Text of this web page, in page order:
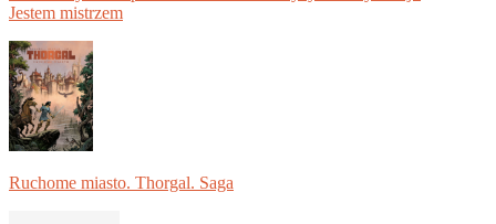
Jestem mistrzem
Ruchome miasto. Thorgal. Saga